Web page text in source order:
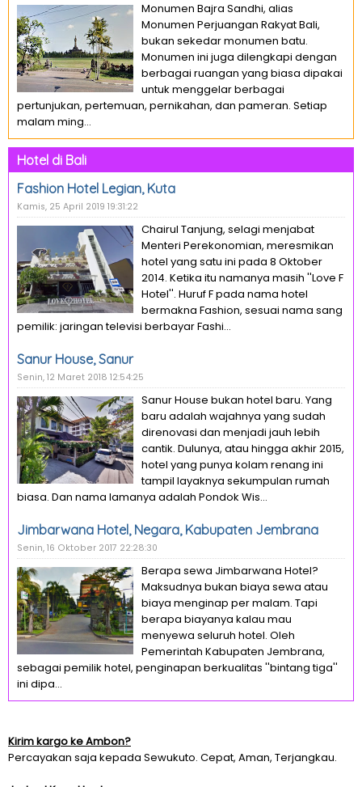
Monumen Bajra Sandhi, alias
Monumen Perjuangan Rakyat Bali,
bukan sekedar monumen batu.
Monumen ini juga dilengkapi dengan
berbagai ruangan yang biasa dipakai
untuk menggelar berbagai
pertunjukan, pertemuan, pernikahan, dan pameran. Setiap
malam ming...
Hotel di Bali
Fashion Hotel Legian, Kuta
Kamis, 25 April 2019 19:31:22
Chairul Tanjung, selagi menjabat
Menteri Perekonomian, meresmikan
hotel yang satu ini pada 8 Oktober
2014. Ketika itu namanya masih ''Love F
Hotel''. Huruf F pada nama hotel
bermakna Fashion, sesuai nama sang
pemilik: jaringan televisi berbayar Fashi...
Sanur House, Sanur
Senin, 12 Maret 2018 12:54:25
Sanur House bukan hotel baru. Yang
baru adalah wajahnya yang sudah
direnovasi dan menjadi jauh lebih
cantik. Dulunya, atau hingga akhir 2015,
hotel yang punya kolam renang ini
tampil layaknya sekumpulan rumah
biasa. Dan nama lamanya adalah Pondok Wis...
Jimbarwana Hotel, Negara, Kabupaten Jembrana
Senin, 16 Oktober 2017 22:28:30
Berapa sewa Jimbarwana Hotel?
Maksudnya bukan biaya sewa atau
biaya menginap per malam. Tapi
berapa biayanya kalau mau
menyewa seluruh hotel. Oleh
Pemerintah Kabupaten Jembrana,
sebagai pemilik hotel, penginapan berkualitas ''bintang tiga''
ini dipa...
Kirim kargo ke Ambon?
Percayakan saja kepada Sewukuto. Cepat, Aman, Terjangkau.